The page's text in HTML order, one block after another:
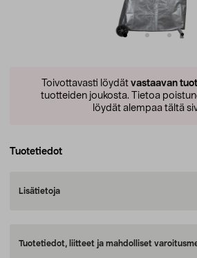
Toivottavasti löydät vastaavan
tuotteiden joukosta. Tietoa
löydät alempaa tältä
Tuotetiedot
Lisätietoja
Tuotetiedot, liitteet ja mahdolliset